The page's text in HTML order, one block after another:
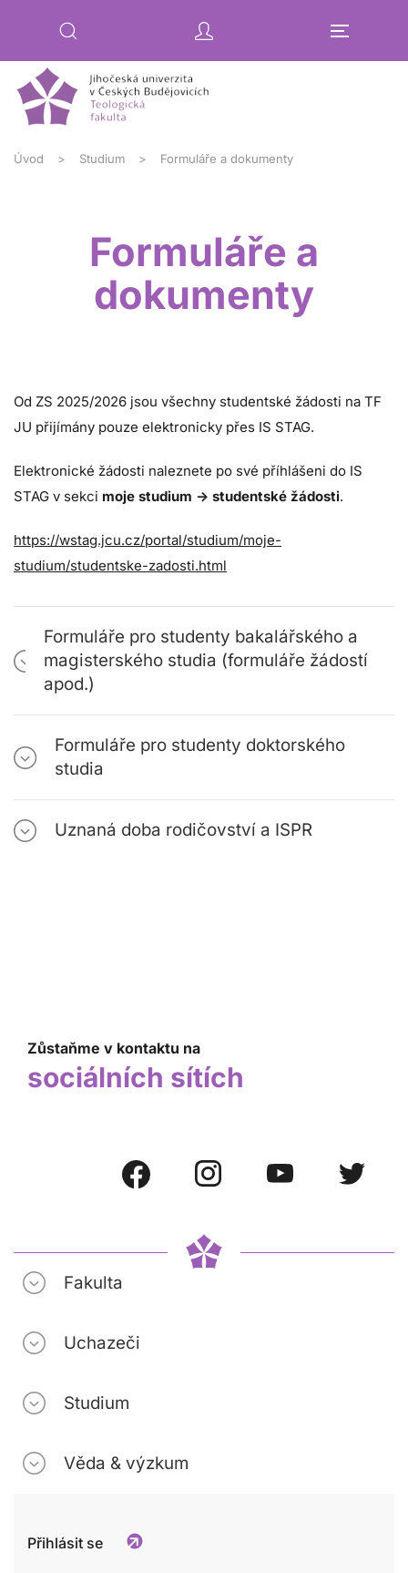
Úvod Studium Formuláře a dokumenty
Formuláře a
dokumenty
Od ZS 2025/2026 jsou všechny studentské žádosti na TF
JU přijímány pouze elektronicky přes IS STAG.
Elektronické žádosti naleznete po své příhlášeni do IS
STAG v sekci moje studium -> studentské žádosti.
https://wstag.jcu.cz/portal/studium/moje-
studium/studentske-zadosti.html
Formuláře pro studenty bakalářského a
magisterského studia (formuláře žádostí
apod.)
Formuláře pro studenty doktorského
studia
Uznaná doba rodičovství a ISPR
Zůstaňme v kontaktu na
sociálních sítích
Fakulta
Uchazeči
Studium
Věda & výzkum
Přihlásit se